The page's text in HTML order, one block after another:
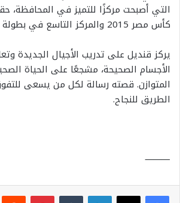
التي أصبحت مركزًا للتميز في المحافظة،
كأس مصر 2015 والمركز التاسع في بطولة “Airon Man” 2025.
يركز قنديل على تدريب الأجيال الجديدة
الأجسام الصحيحة، مشجعًا على الحياة
المتوازن. قصته رسالة لكل من يسعى
الطريق للنجاح.
⸻
لينكدإن بينتيريست